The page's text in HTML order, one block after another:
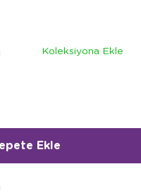
Koleksiyona Ekle